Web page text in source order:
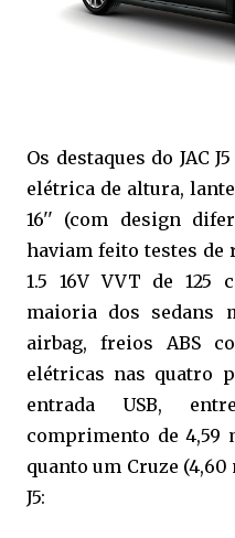
Os destaques do JAC
elétrica de altura,
16'' (com design
haviam feito testes de
1.5 16V VVT de 125
maioria dos sedans
airbag, freios ABS
elétricas nas quatro
entrada USB,
comprimento de 4,59
quanto um Cruze
J5: